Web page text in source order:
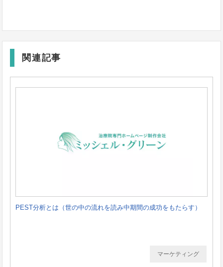
関連記事
PEST分析とは（世の中の流れを読み中期間の成功をもたらす）
マーケティング